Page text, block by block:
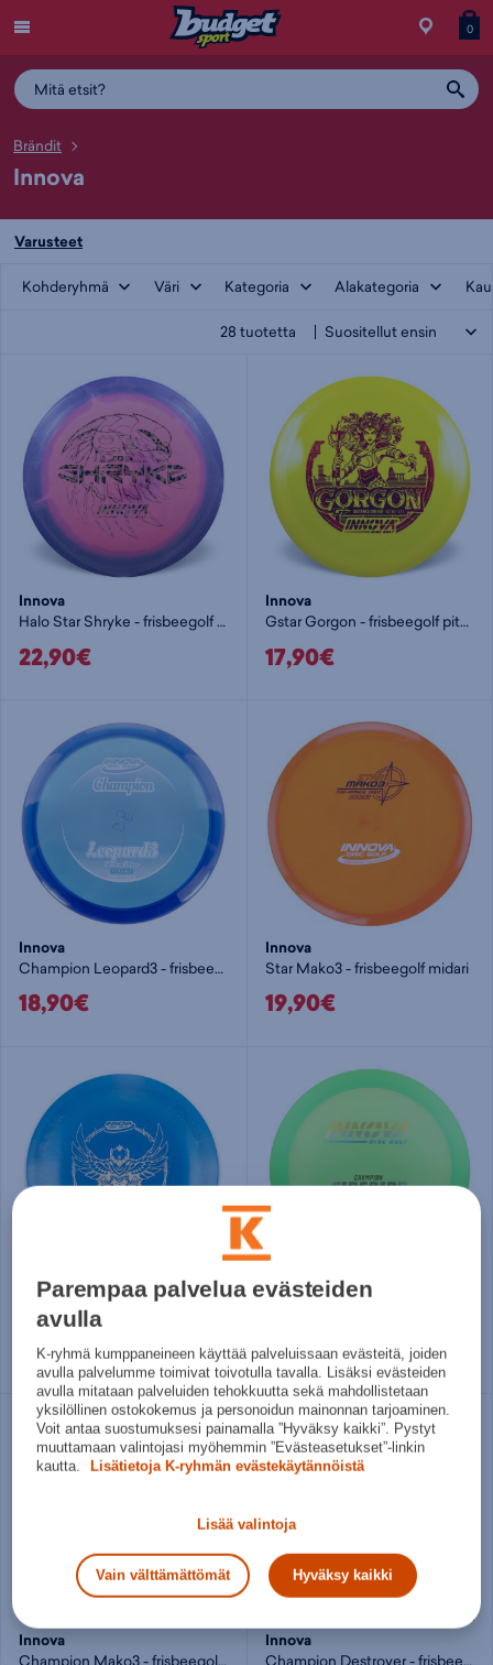
Siirry
0
Brändit
Innova
Varusteet
Kohderyhmä Väri Kategoria Alakategoria
28 tuotetta
Innova
Halo Star Shryke - frisbeegolf pituusdraiveri
22,90€
Innova
Gstar Gorgon - frisbeegolf pituusdraiveri
17,90€
Innova
Champion Leopard3 - frisbeegolf väylädraiveri
18,90€
Innova
Star Mako3 - frisbeegolf midari
19,90€
Innova
17,90€
Innova
18,90€
Innova
Champion Mako3 - frisbeegolf midari
Innova
Champion Destroyer - frisbeegolf pituusdraiveri
Parempaa palvelua evästeiden
avulla
K-ryhmä kumppaneineen käyttää palveluissaan evästeitä, joiden
avulla palvelumme toimivat toivotulla tavalla. Lisäksi evästeiden
avulla mitataan palveluiden tehokkuutta sekä mahdollistetaan
yksilöllinen ostokokemus ja personoidun mainonnan tarjoaminen.
Voit antaa suostumuksesi painamalla ”Hyväksy kaikki”. Pystyt
muuttamaan valintojasi myöhemmin ”Evästeasetukset”-linkin
kautta.
Lisätietoja K-ryhmän evästekäytännöistä
Lisää valintoja
Vain välttämättömät Hyväksy kaikki